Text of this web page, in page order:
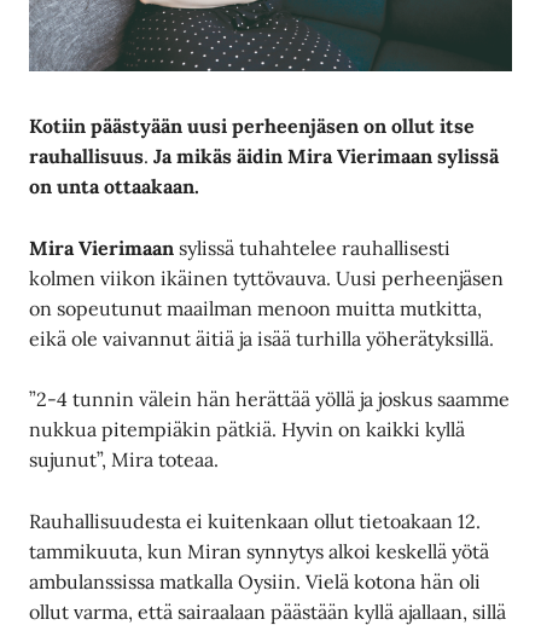
Kotiin päästyään uusi perheenjäsen on ollut itse
rauhallisuus.Ja mikäs äidin Mira Vierimaan sylissä
on unta ottaakaan.
Mira Vierimaan sylissä tuhahtelee rauhallisesti
kolmen viikon ikäinen tyttövauva. Uusi perheenjäsen
on sopeutunut maailman menoon muitta mutkitta,
eikä ole vaivannut äitiä ja isää turhilla yöherätyksillä.
”2-4 tunnin välein hän herättää yöllä ja joskus saamme
nukkua pitempiäkin pätkiä. Hyvin on kaikki kyllä
sujunut”, Mira toteaa.
Rauhallisuudesta ei kuitenkaan ollut tietoakaan 12.
tammikuuta, kun Miran synnytys alkoi keskellä yötä
ambulanssissa matkalla Oysiin. Vielä kotona hän oli
ollut varma, että sairaalaan päästään kyllä ajallaan, sillä